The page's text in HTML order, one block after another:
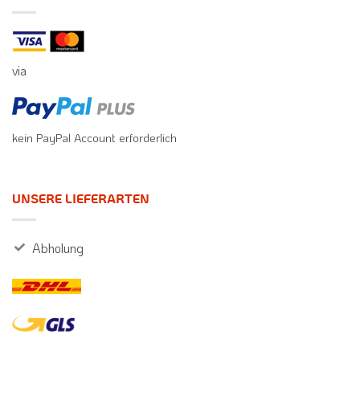
via
kein PayPal Account erforderlich
UNSERE LIEFERARTEN
Abholung